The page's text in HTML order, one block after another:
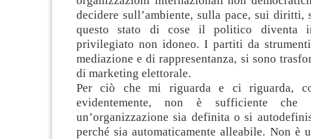
decidere sull’ambiente, sulla pace, sui diritti,
questo stato di cose il politico diventa
privilegiato non idoneo. I partiti da
mediazione e di rappresentanza, si sono
di marketing elettorale.
Per ciò che mi riguarda e ci riguarda,
evidentemente, non è sufficiente
un’organizzazione sia definita o si
perché sia automaticamente alleabile. Non è